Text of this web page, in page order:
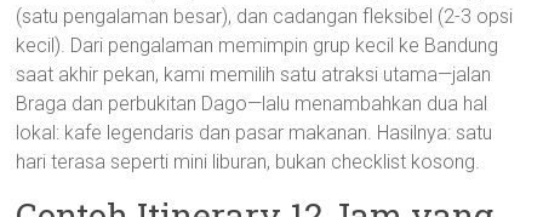
(satu pengalaman besar), dan cadangan fleksibel (2-3 opsi
kecil). Dari pengalaman memimpin grup kecil ke Bandung
saat akhir pekan, kami memilih satu atraksi utama—jalan
Braga dan perbukitan Dago—lalu menambahkan dua hal
lokal: kafe legendaris dan pasar makanan. Hasilnya: satu
hari terasa seperti mini liburan, bukan checklist kosong.